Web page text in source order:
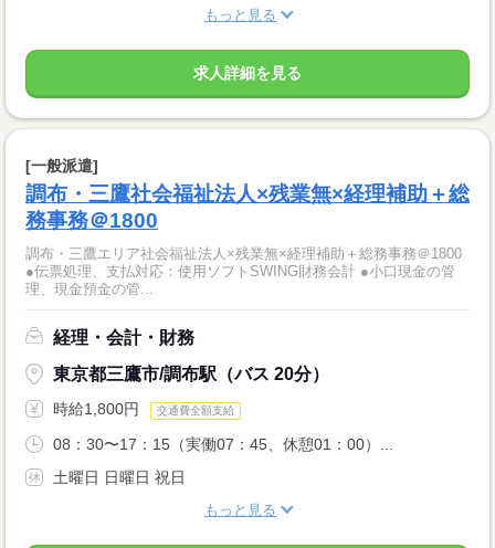
もっと見る
求人詳細を見る
[一般派遣]
調布・三鷹社会福祉法人×残業無×経理補助＋総
務事務＠1800
調布・三鷹エリア社会福祉法人×残業無×経理補助＋総務事務＠1800
●伝票処理、支払対応：使用ソフトSWING財務会計 ●小口現金の管
理、現金預金の管...
経理・会計・財務
東京都三鷹市/調布駅（バス 20分）
時給1,800円 交通費全額支給
08：30〜17：15（実働07：45、休憩01：00）...
土曜日 日曜日 祝日
もっと見る